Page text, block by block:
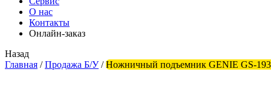
О нас
Контакты
Онлайн-заказ
Назад
Главная / Продажа Б/У / Ножничный подъемник GENIE GS-